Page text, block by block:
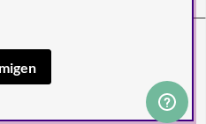
address only), SE-114 32
Sweden